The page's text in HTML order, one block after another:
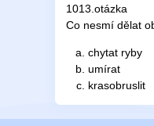
1013.otázka
Co nesmí dělat
chytat ryby
umírat
krasobruslit